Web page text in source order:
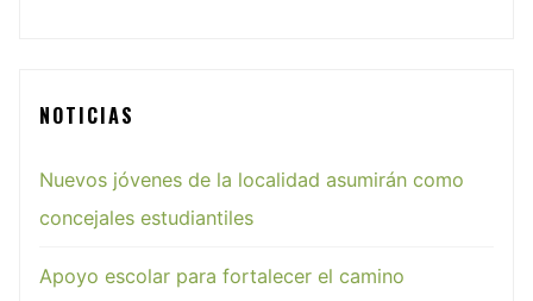
NOTICIAS
Nuevos jóvenes de la localidad asumirán como
concejales estudiantiles
Apoyo escolar para fortalecer el camino